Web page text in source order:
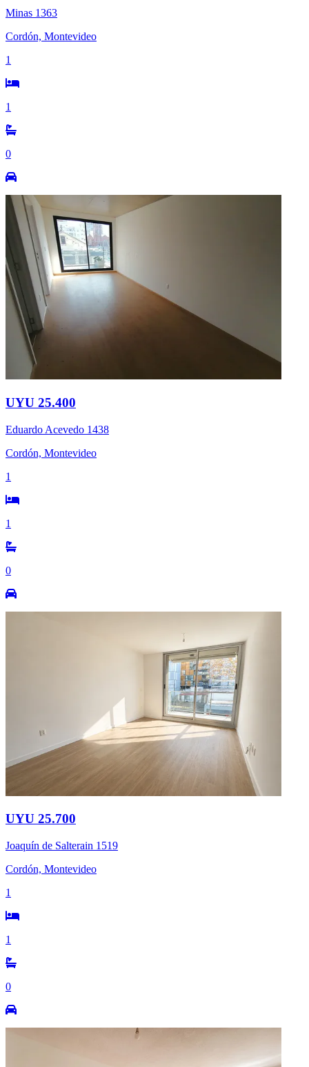
Minas 1363
Cordón, Montevideo
1
1
0
UYU 25.400
Eduardo Acevedo 1438
Cordón, Montevideo
1
1
0
UYU 25.700
Joaquín de Salterain 1519
Cordón, Montevideo
1
1
0